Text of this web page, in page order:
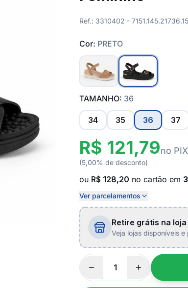
Ref.: 3310402 -
Cor: PRETO
TAMANHO: 36
34 35 36 37
R$ 121,79no PIX
(5,00% de desconto)
ou R$ 128,20 no cartão em
Ver parcelamentos
Retire grátis na loja
Veja lojas disponíveis e